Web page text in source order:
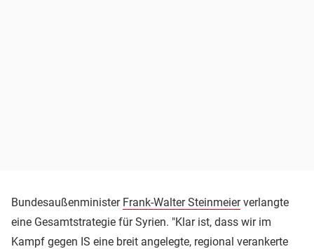
Bundesaußenminister Frank-Walter Steinmeierverlangte
eine Gesamtstrategie für Syrien. "Klar ist, dass wir im
Kampf gegen IS eine breit angelegte, regional verankerte